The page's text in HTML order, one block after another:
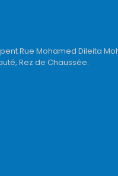
Rue Mohamed Dileita
Rez de Chaussée.